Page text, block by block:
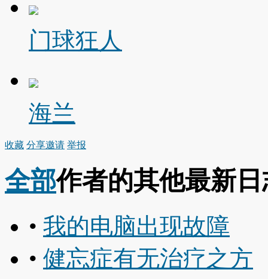
门球狂人
海兰
收藏 分享邀请 举报
全部作者的其他最新日
• 我的电脑出现故障
• 健忘症有无治疗之方